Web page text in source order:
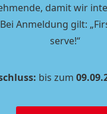
damit wir
Anmeldung gilt:
serve!“
bis zum